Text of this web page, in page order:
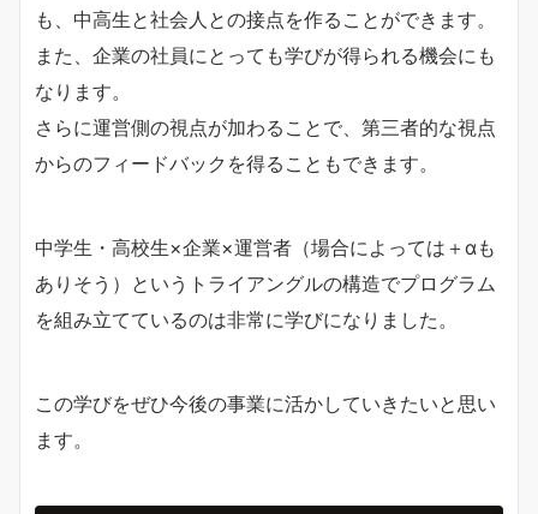
も、中高生と社会人との接点を作ることができます。
また、企業の社員にとっても学びが得られる機会にも
なります。
さらに運営側の視点が加わることで、第三者的な視点
からのフィードバックを得ることもできます。
中学生・高校生×企業×運営者（場合によっては＋αも
ありそう）というトライアングルの構造でプログラム
を組み立てているのは非常に学びになりました。
この学びをぜひ今後の事業に活かしていきたいと思い
ます。